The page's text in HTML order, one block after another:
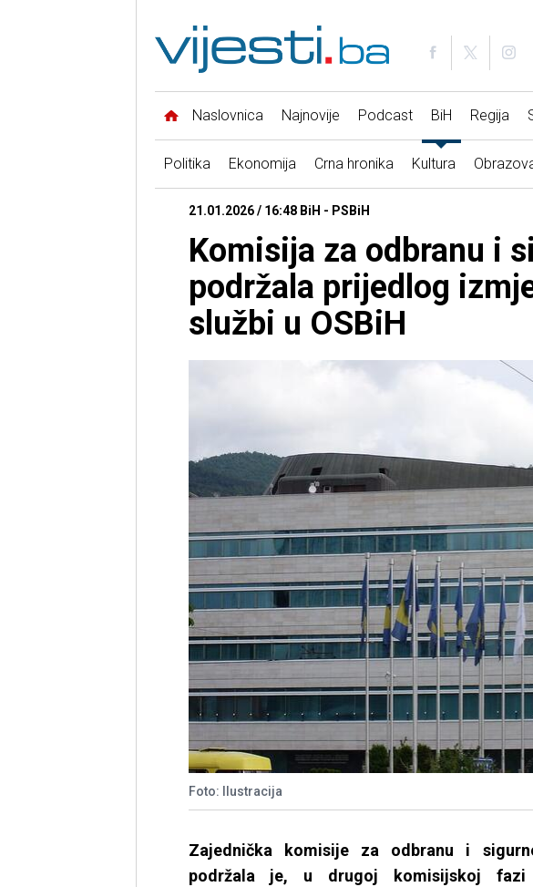
Naslovnica Najnovije Podcast BiH Regija
Politika Ekonomija Crna hronika Kultura
21.01.2026 / 16:48 BiH - PSBiH
Komisija za odbranu i
podržala prijedlog
službi u OSBiH
Foto: Ilustracija
Zajednička komisije za odbranu i
podržala je, u drugoj komisijskoj